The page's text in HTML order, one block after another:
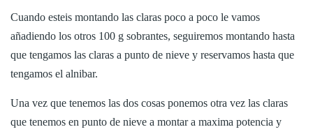
Cuando esteis montando las claras poco a poco le vamos
añadiendo los otros 100 g sobrantes, seguiremos montando hasta
que tengamos las claras a punto de nieve y reservamos hasta que
tengamos el alnibar.
Una vez que tenemos las dos cosas ponemos otra vez las claras
que tenemos en punto de nieve a montar a maxima potencia y